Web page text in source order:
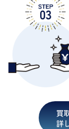
買
詳